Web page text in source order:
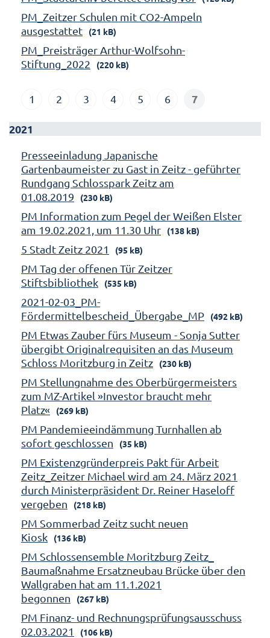
PM_Zeitzer Schulen mit CO2-Ampeln
ausgestattet
(21 kB)
PM_Preisträger Arthur-Wolfsohn-
Stiftung_2022
(220 kB)
1 2 3 4 5 6 7
2021
Presseeinladung Japanische
Gartenbaumeister zu Gast in Zeitz - geführter
Rundgang Schlosspark Zeitz am
01.08.2019
(230 kB)
PM Information zum Pegel der Weißen Elster
am 19.02.2021, um 11.30 Uhr
(138 kB)
5 Stadt Zeitz 2021 (95 kB)
PM Tag der offenen Tür Zeitzer
Stiftsbibliothek
(535 kB)
2021-02-03_PM-
Fördermittelbescheid_Übergabe_MP
(492 kB)
PM Etwas Zauber fürs Museum - Sonja Sutter
übergibt Originalrequisiten an das Museum
Schloss Moritzburg in Zeitz
(230 kB)
PM Stellungnahme des Oberbürgermeisters
zum MZ-Artikel »Investor braucht mehr
Platz«
(269 kB)
PM Pandemieeindämmung Turnhallen ab
sofort geschlossen
(35 kB)
PM Existenzgründerpreis Pakt für Arbeit
Zeitz_Zeitzer Michael wird am 24. März 2021
durch Ministerpräsident Dr. Reiner Haseloff
vergeben
(218 kB)
PM Sommerbad Zeitz sucht neuen
Kiosk
(136 kB)
PM Schlossensemble Moritzburg Zeitz_
Baumaßnahme Ersatzneubau Brücke über den
Wallgraben hat am 11.1.2021
begonnen
(267 kB)
PM Finanz- und Rechnungsprüfungsausschuss
02.03.2021
(106 kB)